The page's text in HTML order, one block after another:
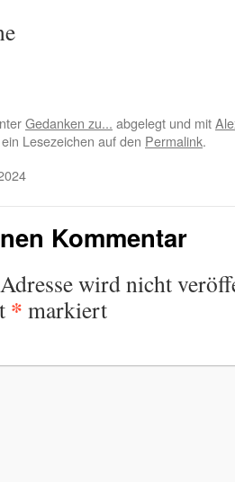
Gedanken zu... abgelegt und mit
Lesezeichen auf den Permalink.
Kommentar
wird nicht
* markiert